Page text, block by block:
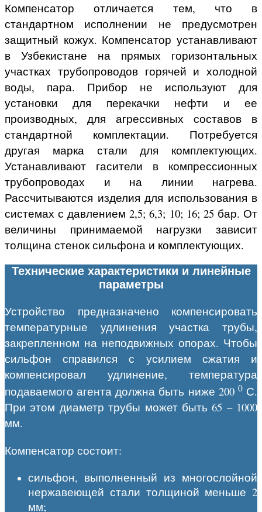
Компенсатор отличается тем, что в
стандартном исполнении не предусмотрен
защитный кожух. Компенсатор устанавливают
в Узбекистане на прямых горизонтальных
участках трубопроводов горячей и холодной
воды, пара. Прибор не используют для
установки для перекачки нефти и ее
производных, для агрессивных составов в
стандартной комплектации. Потребуется
другая марка стали для комплектующих.
Устанавливают гасители в компрессионных
трубопроводах и на линии нагрева.
Рассчитываются изделия для использования в
системах с давлением 2,5; 6,3; 10; 16; 25 бар. От
величины принимаемой нагрузки зависит
толщина стенок сильфона и комплектующих.
Технические характеристики и линейные
параметры
Устройство предназначено компенсировать
температурные удлинения участка трубы,
закрепленном на неподвижных опорах. Чтобы
сильфон справился с усилием сжатия и
компенсировал удлинение, температура
подаваемого агента должна быть ниже 200 0С.
При этом диаметр трубы может быть 65 – 1000
мм.
Компенсатор состоит:
сильфон, выполненный из многослойной
нержавеющей стали толщиной меньше 2
мм;